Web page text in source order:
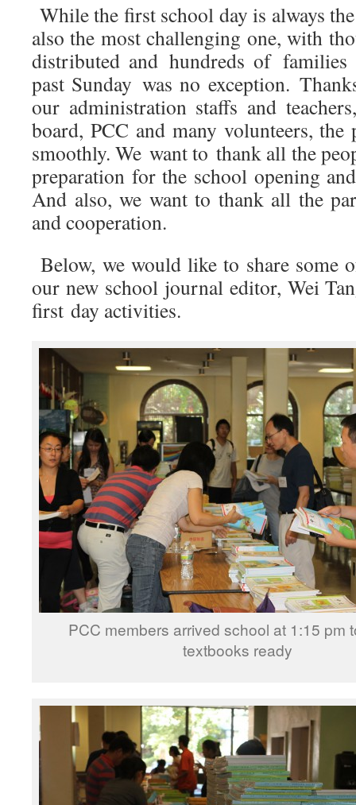
While the first school day is always
also the most challenging one, with
distributed and hundreds of families
past Sunday was no exception.
our administration staffs and
board, PCC and many volunteers, the
smoothly. We want to thank all the
preparation for the school opening
And also, we want to thank all the
and cooperation.
Below, we would like to share some
our new school journal editor, Wei
first day activities.
PCC members arrived school at 1:15 pm
textbooks ready